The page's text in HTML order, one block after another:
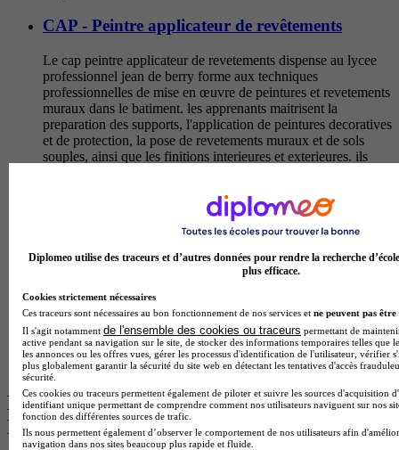
CAP - Peintre applicateur de revêtements
Le cap peintre applicateur de revetements dispense au lycee
professionnel jean de berry forme aux techniques
professionnelles de mise en œuvre de peintures et revetements
muraux dans le batiment. les apprenants maitrisent la
preparation des supports, l'application de peintures decoratives
et de protection, la pose de revetements muraux et de sols
souples, ainsi que les finitions interieures et exterieures. ils
en utilisation des outils et materiaux specifiques au metier. la
formation integre egalement les techniques de ravalement de
facades et les procedes d'isolation thermique par l'exterieur. a
l'issue du parcours, les diplomes peuvent exercer comme
peintres en batiment, applicateurs de revetements ou facadiers
construction ou poursuivre vers un bp peintre applicateur de
revetements pour evoluer vers des fonctions d'encadrement de
chantier.
Temps plein
En présentiel
Les avis sur Lycée professionnel Jean de
Berry
Diplomeo utilise des traceurs et d’autres données pour rendre la recherche
plus efficace.
Cookies strictement nécessaires
Ces traceurs sont nécessaires au bon fonctionnement de nos services et ne peuvent pas être
Il s'agit notamment de l'ensemble des cookies ou traceurs permettant de
active pendant sa navigation sur le site, de stocker des informations temporaires telles que
les annonces ou les offres vues, gérer les processus d'identification de l'utilisateur, vérifier
plus globalement garantir la sécurité du site web en détectant les tentatives d'accès
sécurité.
Ces cookies ou traceurs permettent également de piloter et suivre les sources d'acquisition
identifiant unique permettant de comprendre comment nos utilisateurs naviguent sur nos
fonction des différentes sources de trafic.
Ils nous permettent également d’observer le comportement de nos utilisateurs afin
navigation dans nos sites beaucoup plus rapide et fluide.